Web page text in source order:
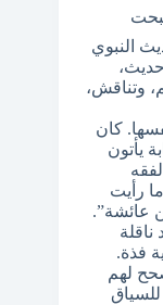
النبوي
وتناقش،
كان
يأتون
رأيت
عائشة”.
فذة.
لهم